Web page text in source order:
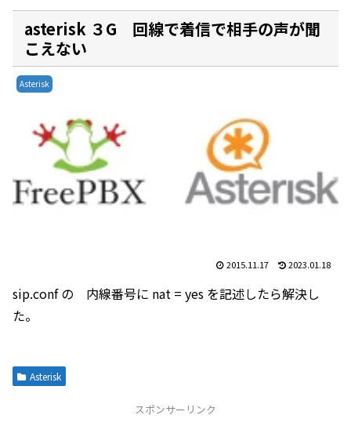
asterisk ３G 回線で着信で相手の声が聞
こえない
Asterisk
2015.11.17 2023.01.18
sip.conf の 内線番号に nat = yes を記述したら解決し
た。
Asterisk
スポンサーリンク